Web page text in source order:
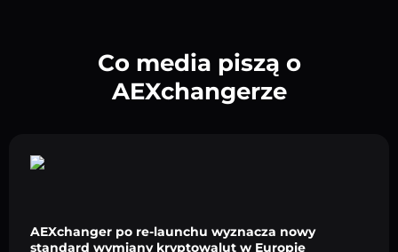
Co media piszą o
AEXchangerze
AEXchanger po re-launchu wyznacza nowy
standard wymiany kryptowalut w Europie